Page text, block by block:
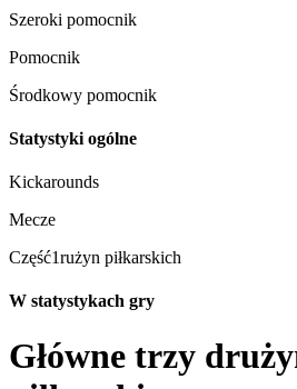
Szeroki pomocnik
Pomocnik
Środkowy pomocnik
Statystyki ogólne
Kickarounds
Mecze
Część1rużyn piłkarskich
W statystykach gry
Główne trzy